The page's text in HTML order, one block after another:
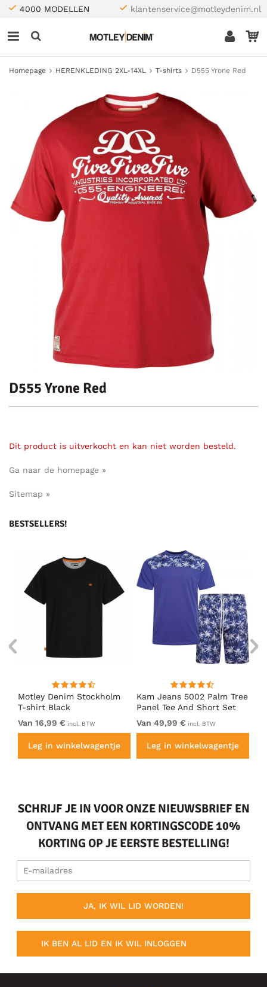
4000 MODELLEN klantenservice@motleydenim.nl
Homepage HERENKLEDING 2XL-14XL T-shirts D555 Yrone Red
D555 Yrone Red
Dit product is uitverkocht en kan niet worden besteld.
Ga naar de homepage »
Sitemap »
BESTSELLERS!
Motley Denim Stockholm
T-shirt Black
Van 16,99 € incl. BTW
Leg in winkelwagentje
Kam Jeans 5002 Palm Tree
Panel Tee And Short Set
Electric Blue
Van 49,99 € incl. BTW
Leg in winkelwagentje
SCHRIJF JE IN VOOR ONZE NIEUWSBRIEF EN
ONTVANG MET EEN KORTINGSCODE 10%
KORTING OP JE EERSTE BESTELLING!
JA, IK WIL LID WORDEN!
IK BEN AL LID EN IK WIL INLOGGEN